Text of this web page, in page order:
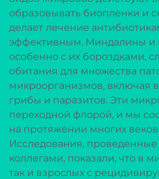
образовывать биопленки и
делает лечение
эффективным. Миндалины и
особенно с их бороздками,
обитания для множества
микроорганизмов, включая
грибы и паразитов. Эти
переходной флорой, и мы
на протяжении многих
Исследования,
коллегами, показали, что в
так и взрослых с